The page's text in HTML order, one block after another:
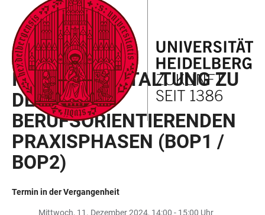
LINKS
ZUR
BARRIEREFREIHEIT
ZUM
HAUPTINHALT
HAUPTNAVIGATION
ÖFFNEN
WEBSEITENSUCHE
ÖFFNEN
VERANSTALTUNGEN DER HSE
INFOVERANSTALTUNG ZU
DEN
BERUFSORIENTIERENDEN
PRAXISPHASEN (BOP1 /
BOP2)
Termin in der Vergangenheit
Mittwoch, 11. Dezember 2024, 14:00 - 15:00 Uhr